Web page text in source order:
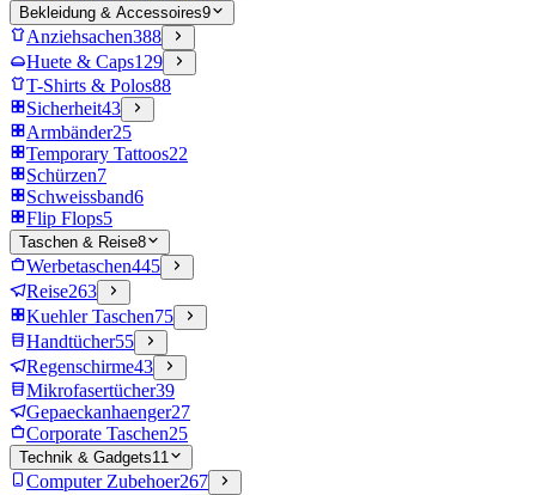
Bekleidung & Accessoires9
Anziehsachen388
Huete & Caps129
T-Shirts & Polos88
Sicherheit43
Armbänder25
Temporary Tattoos22
Schürzen7
Schweissband6
Flip Flops5
Taschen & Reise8
Werbetaschen445
Reise263
Kuehler Taschen75
Handtücher55
Regenschirme43
Mikrofasertücher39
Gepaeckanhaenger27
Corporate Taschen25
Technik & Gadgets11
Computer Zubehoer267